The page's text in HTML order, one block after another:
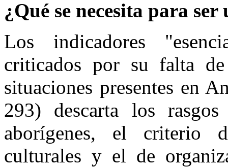
¿Qué se necesita para
Los indicadores
criticados por su falta
situaciones presentes en
293) descarta los
aborígenes, el criterio
culturales y el de